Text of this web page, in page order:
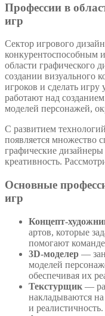
Профессии в
игр
Сектор игрового
конкурентоспособным
области графического
создании визуального
игроков и сделать
работают над
моделей персонажей,
С развитием
появляется множество
графические
креативность.
Основные
игр
Концепт-
артов, которые
помогают
3D-моделер —
моделей
обеспечивая их
Текстурщик —
накладываются
и реалистичность.